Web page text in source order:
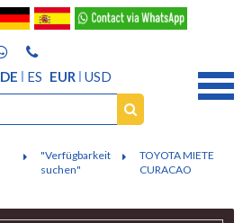
DE ES EUR USD
"Verfügbarkeit
suchen"
TOYOTA MIETE
CURACAO